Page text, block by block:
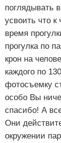
поглядывать
усвоить что
время
прогулка по
крон на
каждого по
фотосъемку
особо Вы
спасибо! А
Они
окружении